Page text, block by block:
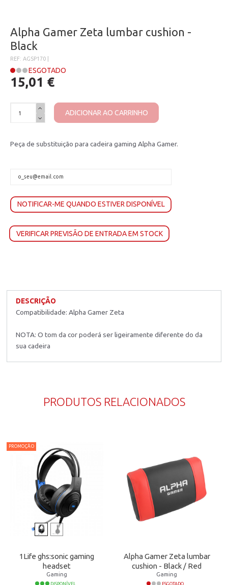
Alpha Gamer Zeta lumbar cushion -
Black
REF: AGSP170 |
ESGOTADO
15,01 €
ADICIONAR AO CARRINHO
Peça de substituição para cadeira gaming Alpha Gamer.
NOTIFICAR-ME QUANDO ESTIVER DISPONÍVEL
VERIFICAR PREVISÃO DE ENTRADA EM STOCK
DESCRIÇÃO
Compatibilidade: Alpha Gamer Zeta
NOTA: O tom da cor poderá ser ligeiramente diferente do da
sua cadeira
PRODUTOS RELACIONADOS
PROMOÇÃO
1Life ghs:sonic gaming
headset
Gaming
Alpha Gamer Zeta lumbar
cushion - Black / Red
Gaming